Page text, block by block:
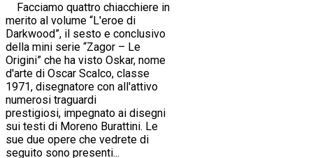
Facciamo quattro chiacchiere in
merito al volume “L'eroe di
Darkwood”, il sesto e conclusivo
della mini serie “Zagor – Le
Origini” che ha visto Oskar, nome
d'arte di Oscar Scalco, classe
1971, disegnatore con all'attivo
numerosi traguardi
prestigiosi, impegnato ai disegni
sui testi di Moreno Burattini. Le
sue due opere che vedrete di
seguito sono presenti...